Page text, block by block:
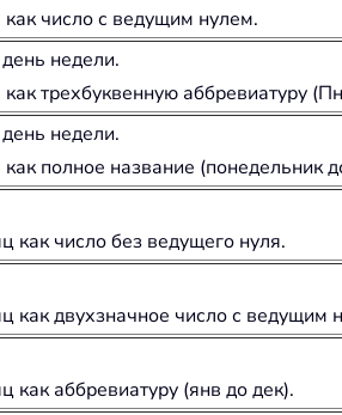
число с ведущим нулем.
недели.
трехбуквенную аббревиатуру
недели.
полное название (понедельник
как число без ведущего нуля.
как двухзначное число с ведущим
как аббревиатуру (янв до дек).